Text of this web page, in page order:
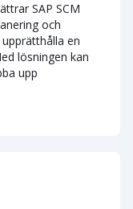
SAP SCM
och
en
lösningen kan
upp